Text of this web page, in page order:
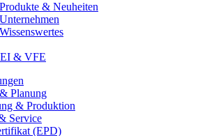
& Neuheiten
& VFE
Planung
& Produktion
Service
(EPD)